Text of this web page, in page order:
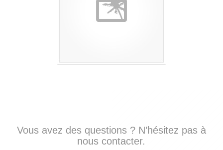
Vous avez des questions ? N’hésitez pas à
nous contacter.